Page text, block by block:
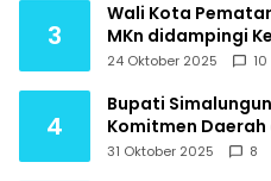
3
Wali Kota
MKn didampingi
Silalahi
24 Oktober 2025 10
4
Bupati
Komitmen
Digital Nasional
31 Oktober 2025 8